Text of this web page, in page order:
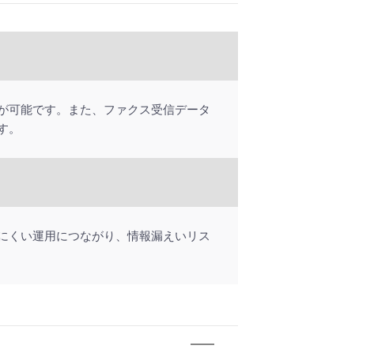
可能です。また、ファクス受信データ
くい運用につながり、情報漏えいリス